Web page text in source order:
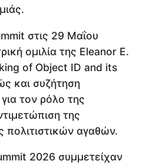
στις 29 Μαΐου
ομιλία της Eleanor E.
of Object ID and its
και συζήτηση
τον ρόλο της
της
πολιτιστικών αγαθών.
2026 συμμετείχαν